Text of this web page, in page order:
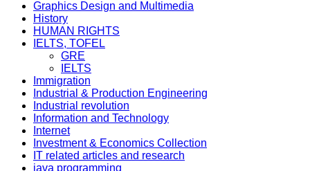
Graphics Design and Multimedia
History
HUMAN RIGHTS
IELTS, TOFEL
GRE
IELTS
Immigration
Industrial & Production Engineering
Industrial revolution
Information and Technology
Internet
Investment & Economics Collection
IT related articles and research
java programming